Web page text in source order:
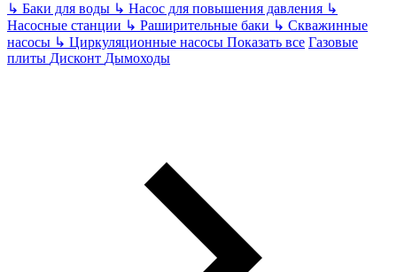
↳ Баки для воды ↳ Насос для повышения давления ↳
Насосные станции ↳ Раширительные баки ↳ Скважинные
насосы ↳ Циркуляционные насосы Показать все Газовые
плиты Дисконт Дымоходы